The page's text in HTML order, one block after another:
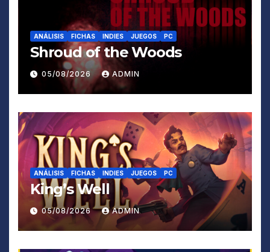
ANÁLISIS FICHAS INDIES JUEGOS PC
Shroud of the Woods
05/08/2026 ADMIN
ANÁLISIS FICHAS INDIES JUEGOS PC
King’s Well
05/08/2026 ADMIN